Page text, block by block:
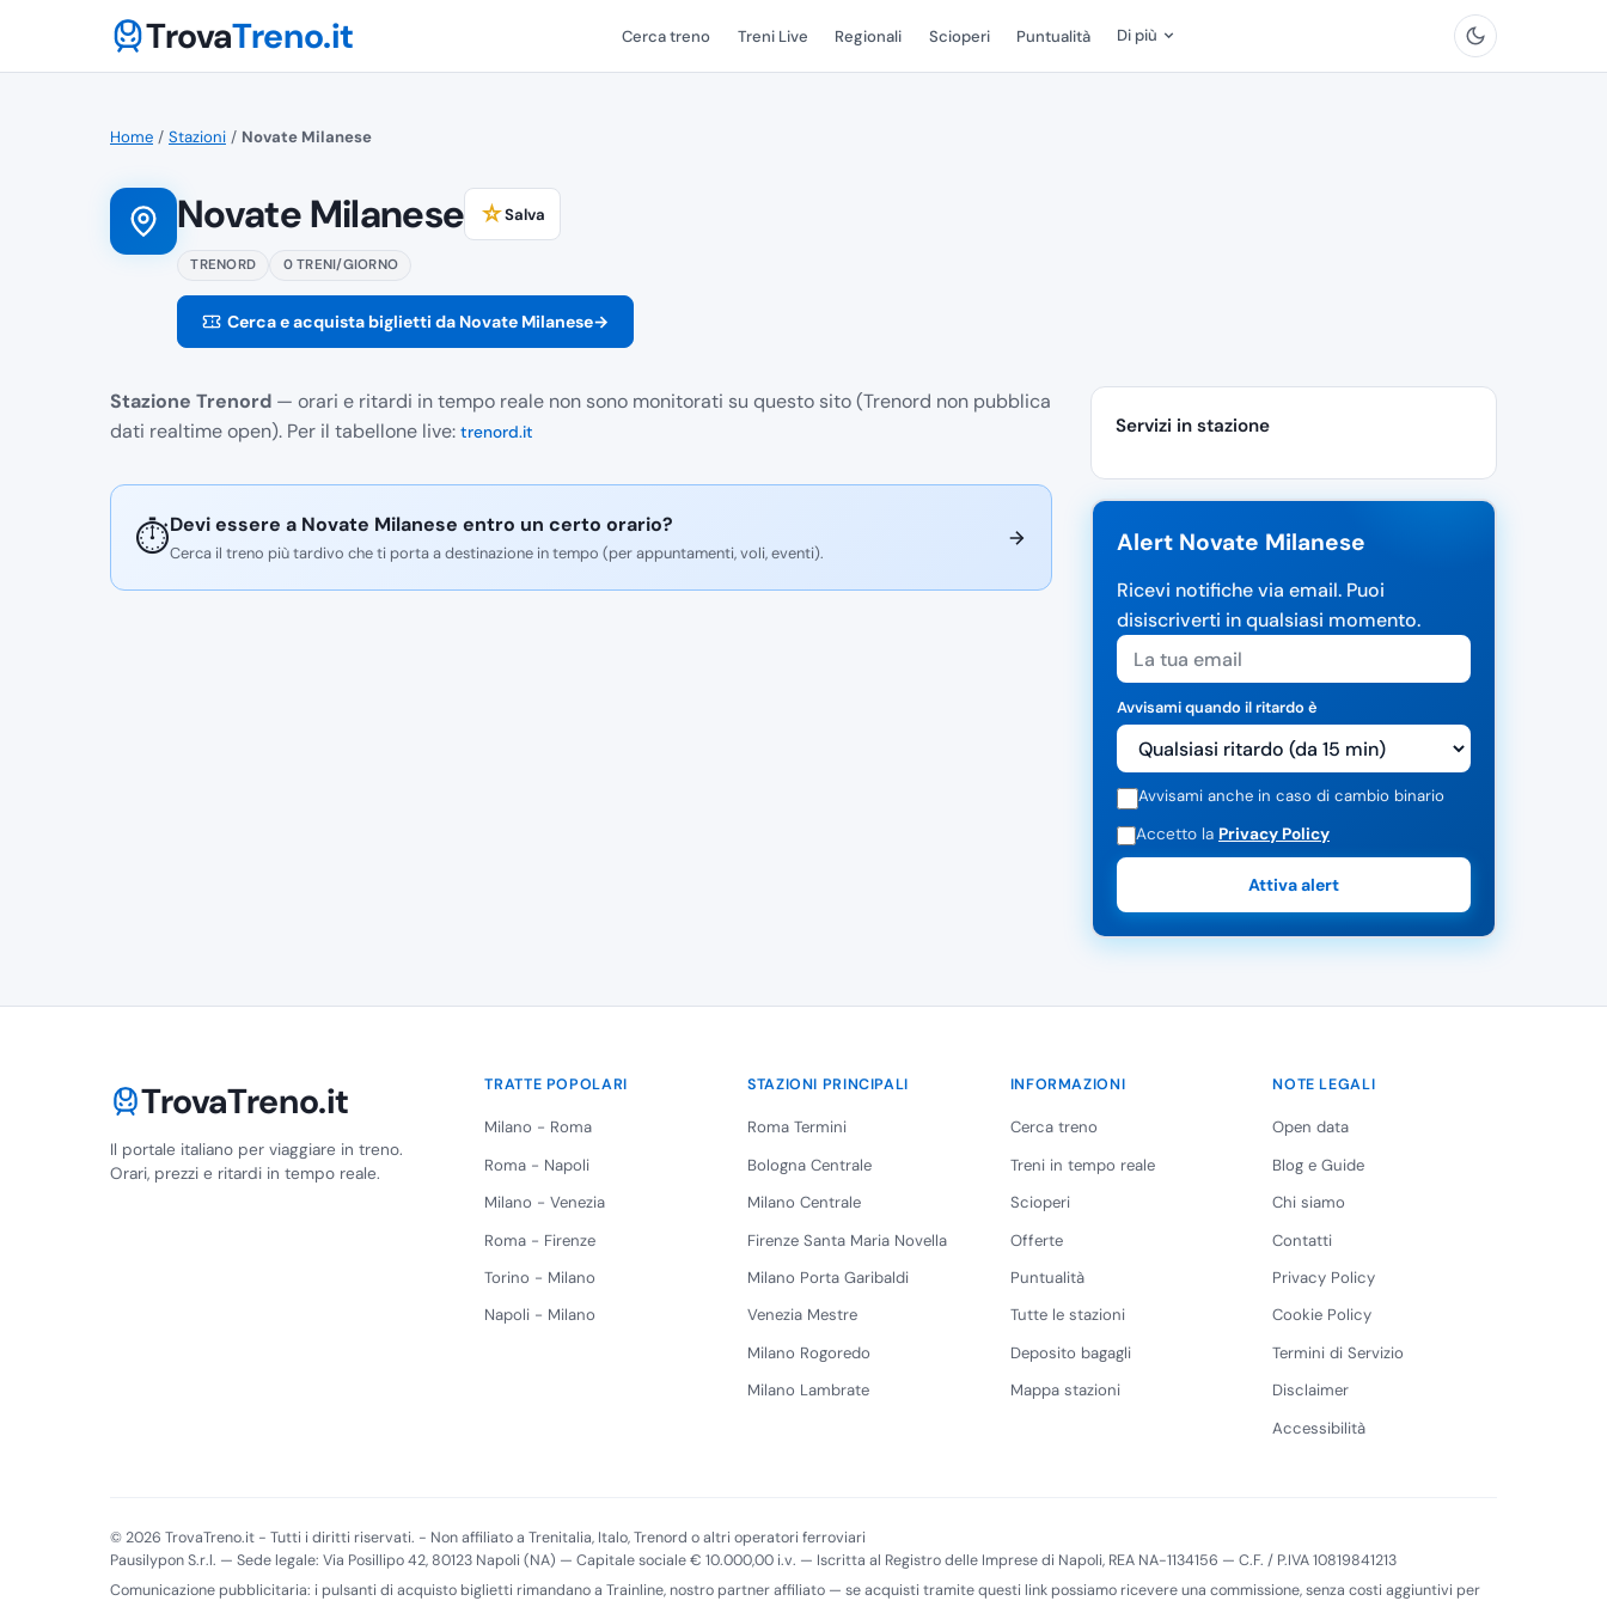
TrovaTreno.it Cerca treno Treni Live Regionali Scioperi Puntualità Di più
Home / Stazioni / Novate Milanese
Novate Milanese ☆Salva
TRENORD 0 TRENI/GIORNO
Cerca e acquista biglietti da Novate Milanese→
Stazione Trenord — orari e ritardi in tempo reale non sono monitorati su questo sito (Trenord non pubblica
dati realtime open). Per il tabellone live: trenord.it
⏱️Devi essere a Novate Milanese entro un certo orario?
Cerca il treno più tardivo che ti porta a destinazione in tempo (per appuntamenti, voli, eventi).
Servizi in stazione
Alert Novate Milanese
Ricevi notifiche via email. Puoi
disiscriverti in qualsiasi momento.
Avvisami quando il ritardo è
Avvisami anche in caso di cambio binario
Accetto la Privacy Policy
Attiva alert
TrovaTreno.it
Il portale italiano per viaggiare in treno.
Orari, prezzi e ritardi in tempo reale.
TRATTE POPOLARI
Milano - Roma
Roma - Napoli
Milano - Venezia
Roma - Firenze
Torino - Milano
Napoli - Milano
STAZIONI PRINCIPALI
Roma Termini
Bologna Centrale
Milano Centrale
Firenze Santa Maria Novella
Milano Porta Garibaldi
Venezia Mestre
Milano Rogoredo
Milano Lambrate
INFORMAZIONI
Cerca treno
Treni in tempo reale
Scioperi
Offerte
Puntualità
Tutte le stazioni
Deposito bagagli
Mappa stazioni
NOTE LEGALI
Open data
Blog e Guide
Chi siamo
Contatti
Privacy Policy
Cookie Policy
Termini di Servizio
Disclaimer
Accessibilità
© 2026 TrovaTreno.it - Tutti i diritti riservati. - Non affiliato a Trenitalia, Italo, Trenord o altri operatori ferroviari
Pausilypon S.r.l. — Sede legale: Via Posillipo 42, 80123 Napoli (NA) — Capitale sociale € 10.000,00 i.v. — Iscritta al Registro delle Imprese di Napoli, REA NA-1134156 — C.F. / P.IVA 10819841213
Comunicazione pubblicitaria: i pulsanti di acquisto biglietti rimandano a Trainline, nostro partner affiliato — se acquisti tramite questi link possiamo ricevere una commissione, senza costi aggiuntivi per